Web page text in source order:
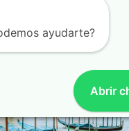
ayudarte?
Abrir